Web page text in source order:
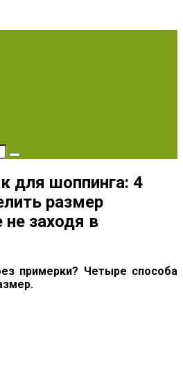
для шоппинга: 4
размер
заходя в
примерки? Четыре способа